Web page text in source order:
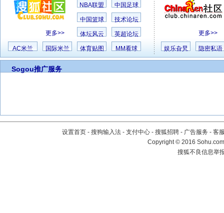
更多>>
NBA联盟 中国足球
中国篮球 技术论坛
体坛风云 英超论坛
AC米兰 国际米兰 体育贴图 MM看球
更多>>
娱乐旮旯 隐密私语
Sogou推广服务
设置首页 - 搜狗输入法 - 支付中心 - 搜狐招聘 - 广告服务 - 客
Copyright©2016
搜狐不良信息举